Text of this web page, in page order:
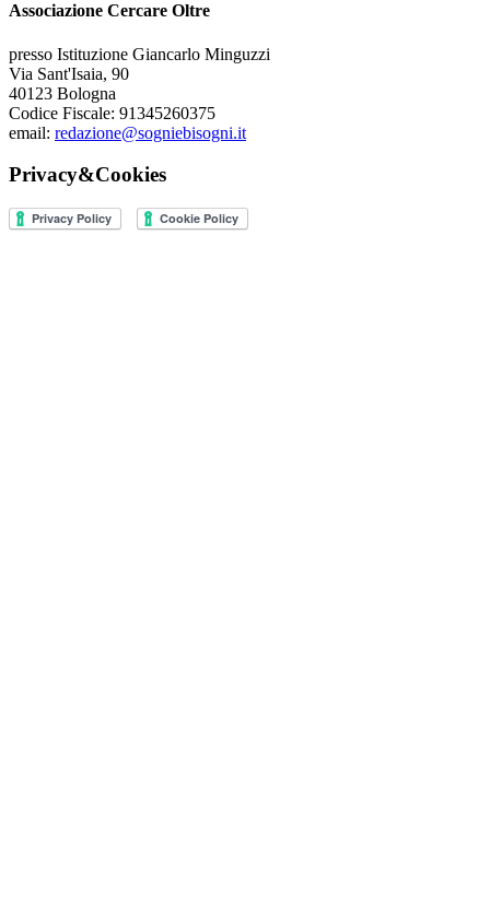
Associazione Cercare Oltre
presso Istituzione Giancarlo Minguzzi
Via Sant'Isaia, 90
40123 Bologna
Codice Fiscale: 91345260375
email: redazione@sogniebisogni.it
Privacy&Cookies